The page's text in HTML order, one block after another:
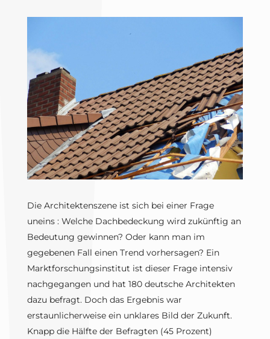
Die Architektenszene ist sich bei einer Frage
uneins : Welche Dachbedeckung wird zukünftig an
Bedeutung gewinnen? Oder kann man im
gegebenen Fall einen Trend vorhersagen? Ein
Marktforschungsinstitut ist dieser Frage intensiv
nachgegangen und hat 180 deutsche Architekten
dazu befragt. Doch das Ergebnis war
erstaunlicherweise ein unklares Bild der Zukunft.
Knapp die Hälfte der Befragten (45 Prozent)